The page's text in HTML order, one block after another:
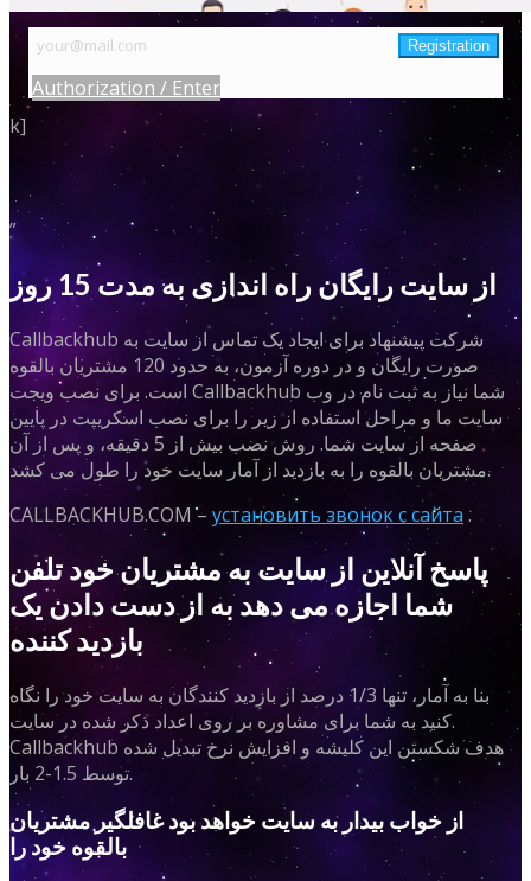
Authorization / Enter
k]
”
از سایت رایگان راه اندازی به مدت 15 روز
Callbackhub شرکت پیشنهاد برای ایجاد یک تماس از سایت به
صورت رایگان و در دوره آزمون، به حدود 120 مشتریان بالقوه
است. برای نصب ویجت Callbackhub شما نیاز به ثبت نام در وب
سایت ما و مراحل استفاده از زیر را برای نصب اسکریپت در پایین
صفحه از سایت شما. روش نصب بیش از 5 دقیقه، و پس از آن
مشتریان بالقوه را به بازدید از آمار سایت خود را طول می کشد.
CALLBACKHUB.COM – установить звонок с сайта.
پاسخ آنلاین از سایت به مشتریان خود تلفن
شما اجازه می دهد به از دست دادن یک
بازدید کننده
بنا به آمار، تنها 1/3 درصد از بازدید کنندگان به سایت خود را نگاه
کنید به شما برای مشاوره بر روی اعداد ذکر شده در سایت.
Callbackhub هدف شکستن این کلیشه و افزایش نرخ تبدیل شده
توسط 1.5-2 بار.
از خواب بیدار به سایت خواهد بود غافلگیر مشتریان
بالقوه خود را